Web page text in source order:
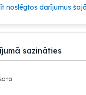
noslēgtos darījumus
sazināties